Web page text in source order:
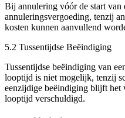
Bij annulering vóór de start
annuleringsvergoeding, tenzij
kosten kunnen aanvullend
5.2 Tussentijdse Beëindiging
Tussentijdse beëindiging van
looptijd is niet mogelijk, tenzij
eenzijdige beëindiging blijft het
looptijd verschuldigd.